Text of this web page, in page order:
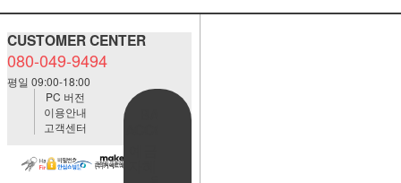
CUSTOMER CENTER
080-049-9494
평일 09:00-18:00
PC 버전
이용안내
고객센터